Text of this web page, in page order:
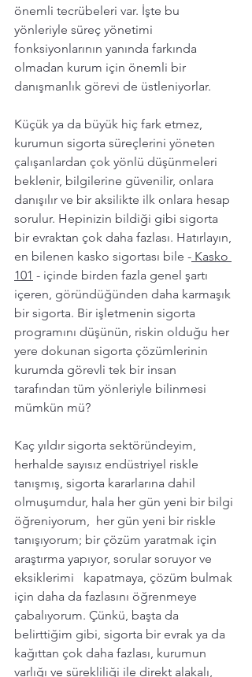
önemli tecrübeleri var. İşte bu
yönleriyle süreç yönetimi
fonksiyonlarının yanında farkında
olmadan kurum için önemli bir
danışmanlık görevi de üstleniyorlar.
Küçük ya da büyük hiç fark etmez,
kurumun sigorta süreçlerini yöneten
çalışanlardan çok yönlü düşünmeleri
beklenir, bilgilerine güvenilir, onlara
danışılır ve bir aksilikte ilk onlara hesap
sorulur. Hepinizin bildiği gibi sigorta
bir evraktan çok daha fazlası. Hatırlayın,
en bilenen kasko sigortası bile - Kasko
101 - içinde birden fazla genel şartı
içeren, göründüğünden daha karmaşık
bir sigorta. Bir işletmenin sigorta
programını düşünün, riskin olduğu her
yere dokunan sigorta çözümlerinin
kurumda görevli tek bir insan
tarafından tüm yönleriyle bilinmesi
mümkün mü?
Kaç yıldır sigorta sektöründeyim,
herhalde sayısız endüstriyel riskle
tanışmış, sigorta kararlarına dahil
olmuşumdur, hala her gün yeni bir bilgi
öğreniyorum,  her gün yeni bir riskle
tanışıyorum; bir çözüm yaratmak için
araştırma yapıyor, sorular soruyor ve
eksiklerimi   kapatmaya, çözüm bulmak
için daha da fazlasını öğrenmeye
çabalıyorum. Çünkü, başta da
belirttiğim gibi, sigorta bir evrak ya da
kağıttan çok daha fazlası, kurumun
varlığı ve sürekliliği ile direkt alakalı,